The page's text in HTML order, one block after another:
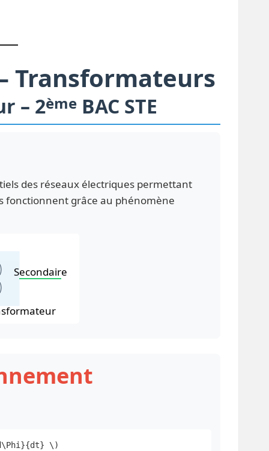
Transformateurs
– 2ème BAC STE
des réseaux électriques permettant
fonctionnent grâce au phénomène
Secondaire
\)